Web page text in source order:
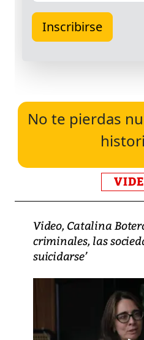
No te pierdas
Video, Catalina
criminales, las
suicidarse’